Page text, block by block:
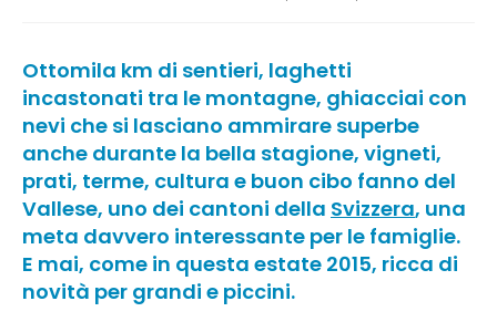
Ottomila km di sentieri, laghetti
incastonati tra le montagne, ghiacciai con
nevi che si lasciano ammirare superbe
anche durante la bella stagione, vigneti,
prati, terme, cultura e buon cibo fanno del
Vallese, uno dei cantoni della Svizzera, una
meta davvero interessante per le famiglie.
E mai, come in questa estate 2015, ricca di
novità per grandi e piccini.